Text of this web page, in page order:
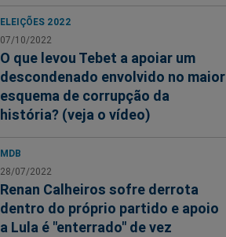
ELEIÇÕES 2022
07/10/2022
O que levou Tebet a apoiar um
descondenado envolvido no maior
esquema de corrupção da
história? (veja o vídeo)
MDB
28/07/2022
Renan Calheiros sofre derrota
dentro do próprio partido e apoio
a Lula é "enterrado" de vez